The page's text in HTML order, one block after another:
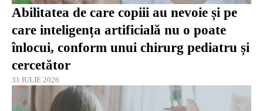
Abilitatea de care copiii au nevoie și pe
care inteligența artificială nu o poate
înlocui, conform unui chirurg pediatru și
cercetător
31 IULIE 2026